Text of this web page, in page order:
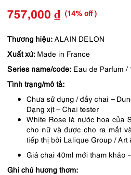
Giá
gốc
là:
890,000 ₫.
757,000 ₫
Giá
hiện
tại
là:
757,000 ₫.
(14% off )
Thương hiệu: ALAIN DELON
Xuất xứ: Made in France
Series name/code: Eau de Parfum /
Tình trạng/mô tả:
Chưa sử dụng / đầy chai –
Dạng xịt – Chai tester
White Rose là nước hoa của
cho nữ và được cho ra mắt
tiếp thị bởi Lalique Group / Art
Giá chai 40ml mới tham khảo
Ghi chú hương thơm: